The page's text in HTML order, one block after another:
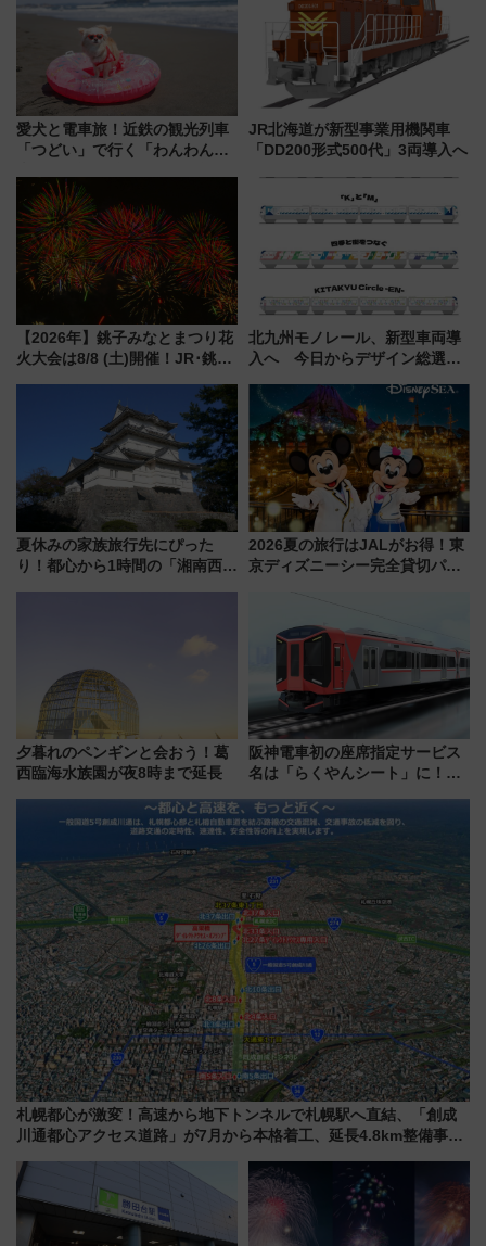
愛犬と電車旅！近鉄の観光列車
「つどい」で行く「わんわん列
める日帰りツアー
JR北海道が新型事業用機関車
「DD200形式500代」3両導入へ
【2026年】銚子みなとまつり花
火大会は8/8 (土)開催！JR･銚子
報、利根川に咲く8,000発の大迫
力＆屋台を満喫
北九州モノレール、新型車両導
入へ 今日からデザイン総選挙
夏休みの家族旅行先にぴった
り！都心から1時間の「湘南西エ
2026夏の旅行はJALがお得！東
京ディズニーシー完全貸切パー
線に2回搭乗」
夕暮れのペンギンと会おう！葛
西臨海水族園が夜8時まで延長
阪神電車初の座席指定サービス
名は「らくやんシート」に！新
を快適移動
札幌都心が激変！高速から地下トンネルで札幌駅へ直結、「創成
川通都心アクセス道路」が7月から本格着工、延長4.8km整備事業